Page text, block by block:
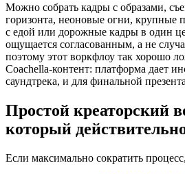
Можно собрать кадры с образами,
горизонта, неоновые огни, крупные
с едой или дорожные кадры в один
ощущается согласованным, а не
поэтому этот воркфлоу так хорошо
Coachella‑контент: платформа дает
саундтрека, и для финальной
Простой креаторский
который
Если максимально сократить